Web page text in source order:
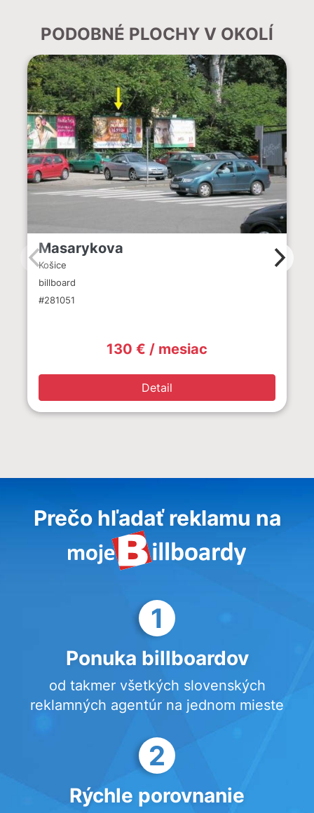
PODOBNÉ PLOCHY V OKOLÍ
Masarykova
Košice
billboard
#281051
130 € / mesiac
Detail
Prečo hľadať reklamu na
1
Ponuka billboardov
od takmer všetkých slovenských
reklamných agentúr na jednom mieste
2
Rýchle porovnanie